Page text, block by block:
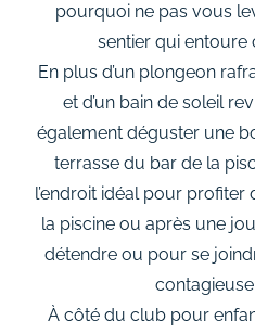
pourquoi ne pas vous
sentier qui entoure
En plus d’un plongeon
et d’un bain de soleil
également déguster une
terrasse du bar de la
l’endroit idéal pour profiter
la piscine ou après une
détendre ou pour se
contagieuse
À côté du club pour